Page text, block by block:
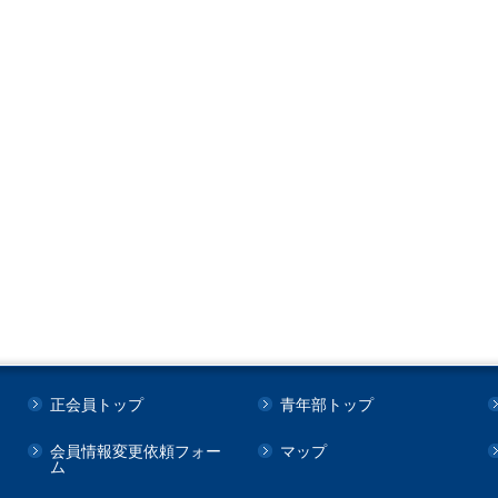
正会員トップ 青年部トップ
会員情報変更依頼フォー
ム
マップ